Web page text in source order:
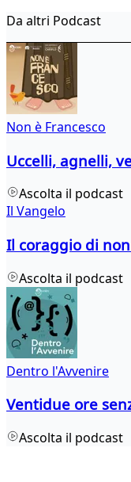
Da altri Podcast
Non è Francesco
Uccelli, agnelli,
Ascolta il podcast
Il Vangelo
Il coraggio di
Ascolta il podcast
Dentro l'Avvenire
Ventidue ore
Ascolta il podcast